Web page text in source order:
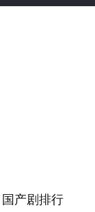
国产剧排行